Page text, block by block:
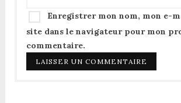
Enregistrer mon nom, mon e-
site dans le navigateur pour mon
commentaire.